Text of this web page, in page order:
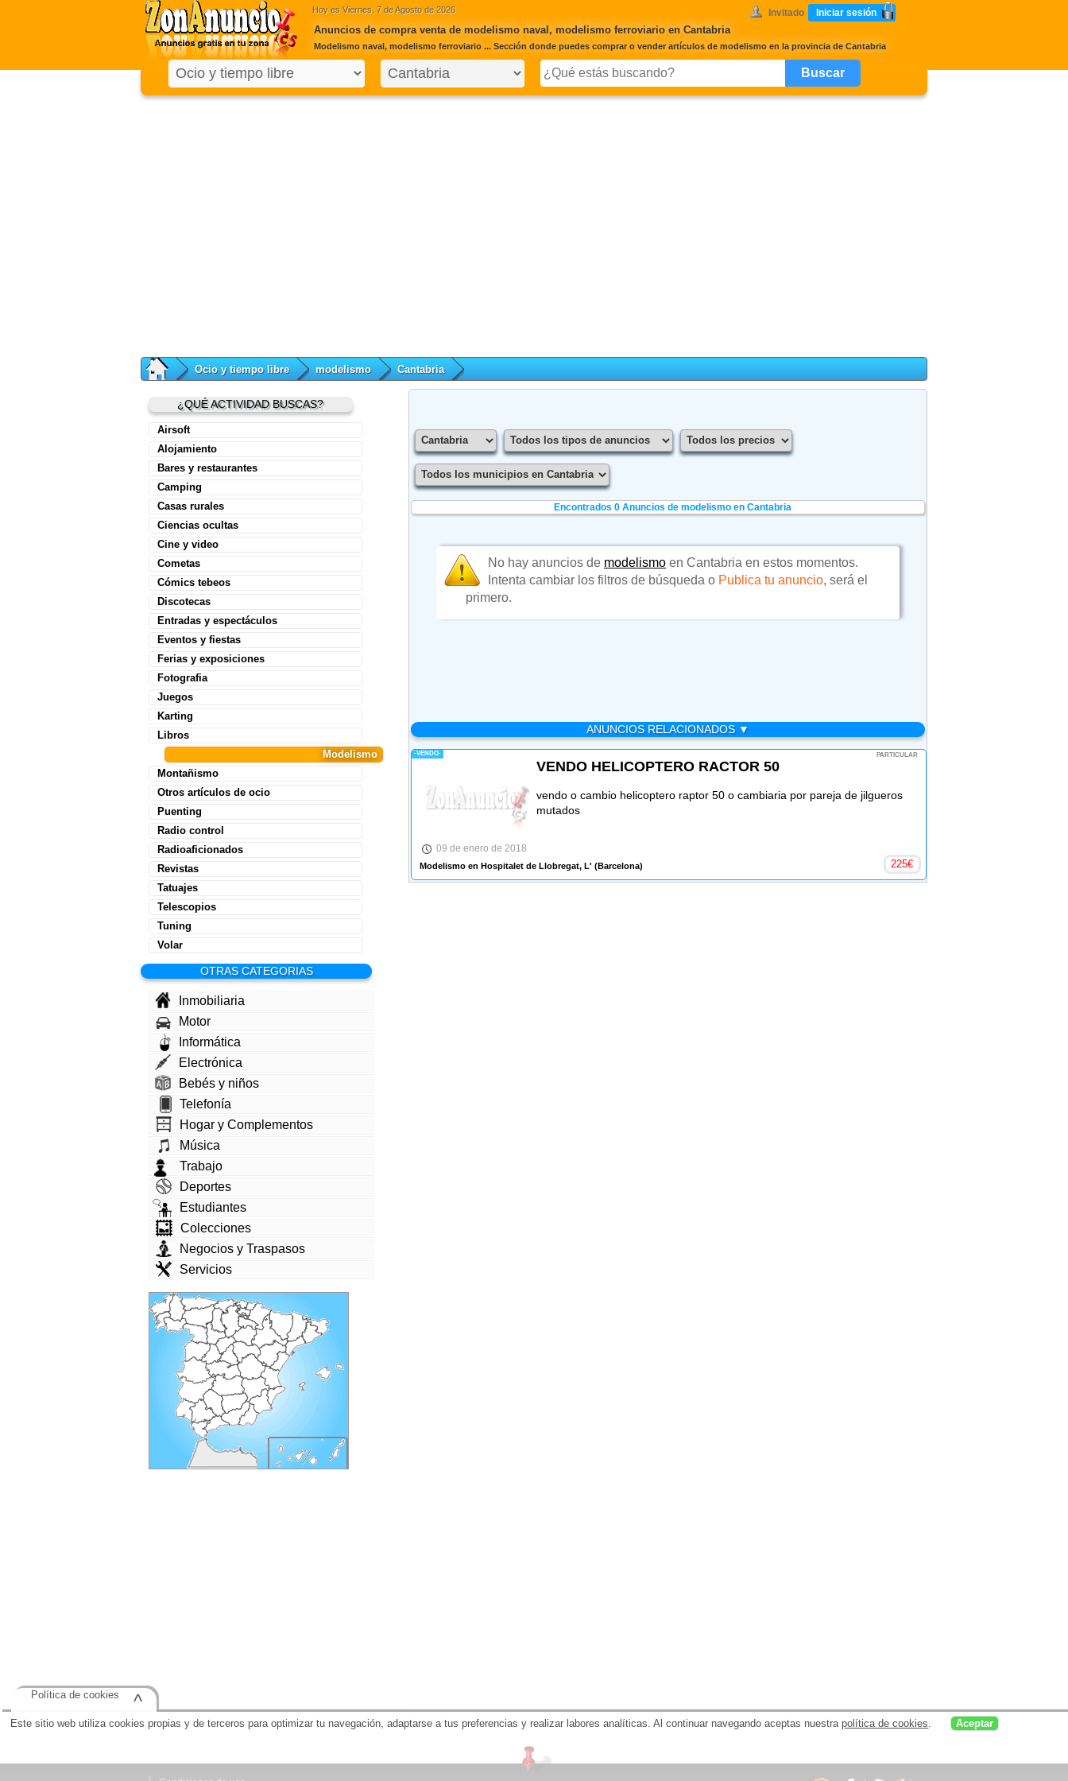
Hoy es Viernes, 7 de Agosto de 2026 Invitado Iniciar sesión
Anuncios de compra venta de modelismo naval, modelismo ferroviario en Cantabria
Modelismo naval, modelismo ferroviario ... Sección donde puedes comprar o vender artículos de modelismo en la provincia de Cantabria
Ocio y tiempo libre modelismo Cantabria
¿QUÉ ACTIVIDAD BUSCAS?
Airsoft
Alojamiento
Bares y restaurantes
Camping
Casas rurales
Ciencias ocultas
Cine y video
Cometas
Cómics tebeos
Discotecas
Entradas y espectáculos
Eventos y fiestas
Ferias y exposiciones
Fotografia
Juegos
Karting
Libros
Modelismo
Montañismo
Otros artículos de ocio
Puenting
Radio control
Radioaficionados
Revistas
Tatuajes
Telescopios
Tuning
Volar
OTRAS CATEGORIAS
Inmobiliaria
Motor
Informática
Electrónica
Bebés y niños
Telefonía
Hogar y Complementos
Música
Trabajo
Deportes
Estudiantes
Colecciones
Negocios y Traspasos
Servicios
Encontrados 0Anuncios de modelismo en Cantabria
No hay anuncios de modelismoen Cantabria en estos momentos.
Intenta cambiar los filtros de búsqueda o Publica tu anuncio, será el
primero.
ANUNCIOS RELACIONADOS ▼
-VENDO- PARTICULAR
VENDO HELICOPTERO RACTOR 50
vendo o cambio helicoptero raptor 50 o cambiaria por pareja de jilgueros
mutados
09 de enero de 2018
Modelismo en Hospitalet de Llobregat, L' (Barcelona) 225€
Este sitio web utiliza cookies propias y de terceros para optimizar tu navegación, adaptarse a tus preferencias y realizar labores analíticas. Al continuar navegando aceptas nuestrapolítica de cookies Aceptar
Política de cookies ^